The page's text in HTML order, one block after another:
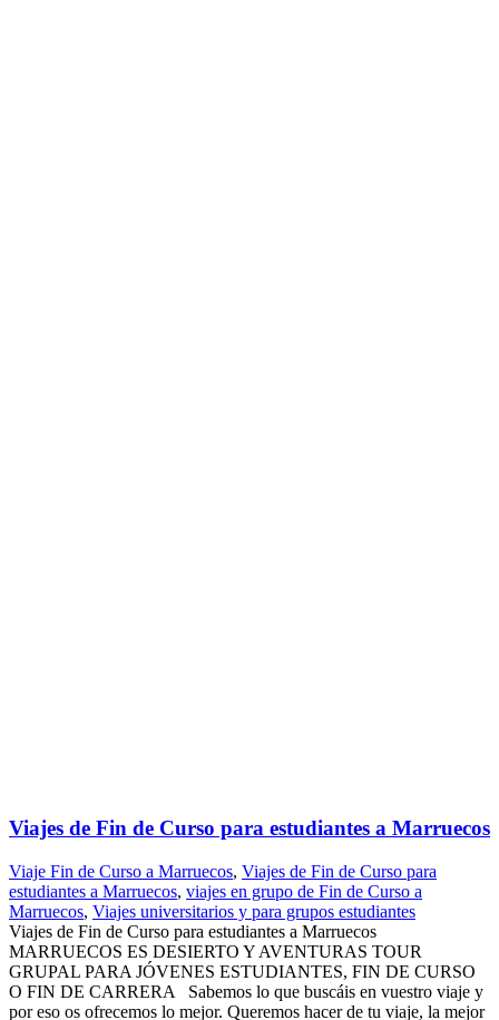
Viajes de Fin de Curso para estudiantes a Marruecos
Viaje Fin de Curso a Marruecos, Viajes de Fin de Curso para
estudiantes a Marruecos, viajes en grupo de Fin de Curso a
Marruecos, Viajes universitarios y para grupos estudiantes
Viajes de Fin de Curso para estudiantes a Marruecos
MARRUECOS ES DESIERTO Y AVENTURAS TOUR
GRUPAL PARA JÓVENES ESTUDIANTES, FIN DE CURSO
O FIN DE CARRERA Sabemos lo que buscáis en vuestro viaje y
por eso os ofrecemos lo mejor. Queremos hacer de tu viaje, la mejor